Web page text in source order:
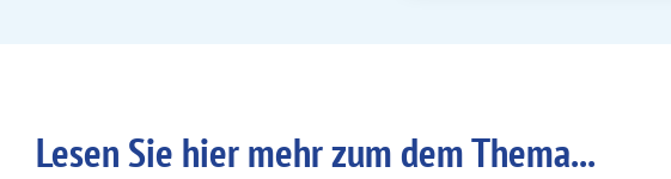
Lesen Sie hier mehr zum dem Thema...